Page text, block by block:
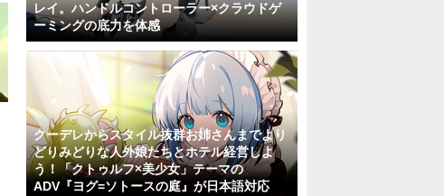
レイ。ハンドルコントローラー×クラウドゲ
ーミングの底力を体感
クーデレからスタイル抜群お姉さんまでより
どりみどりな人外娘たちとホテル経営しよ
う！「クトゥルフ×美少女」テーマの
ADV『ヨグ=ソトースの庭』が日本語対応